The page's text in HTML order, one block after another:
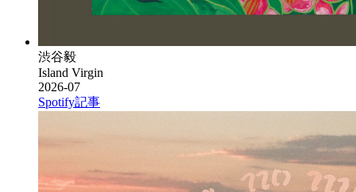
渋谷毅
Island Virgin
2026-07
Spotify記事